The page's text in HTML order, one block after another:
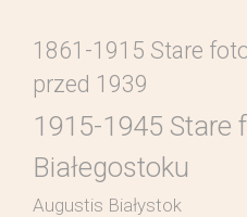
1861-1915 Stare
przed 1939
1915-1945 Stare
Białegostoku
Augustis Białystok